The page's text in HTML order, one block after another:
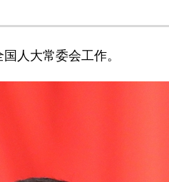
人大常委会工作。